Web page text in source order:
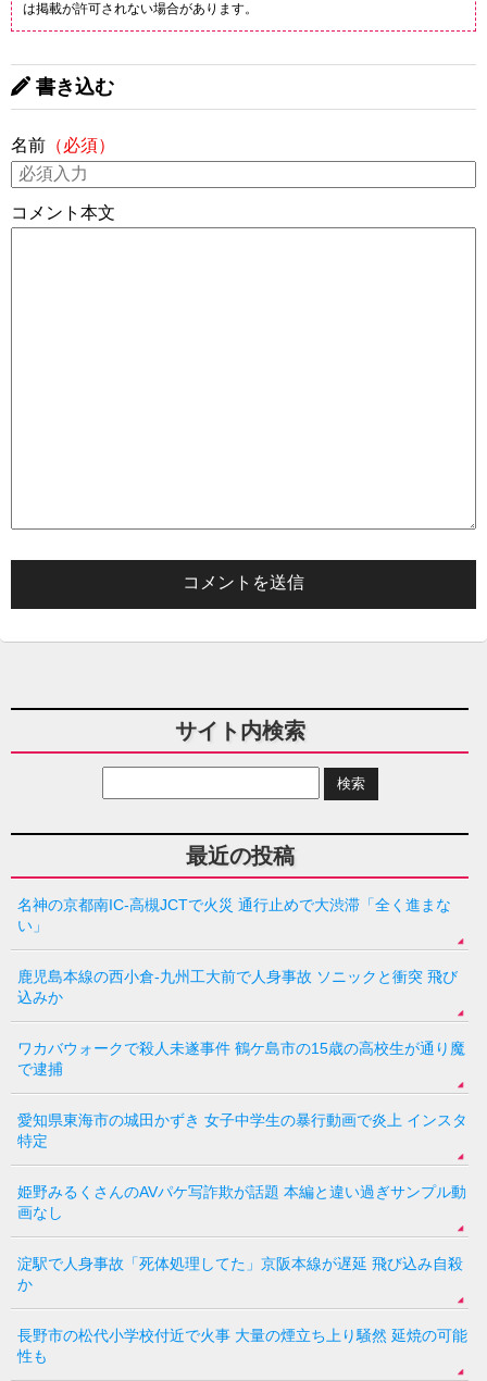
は掲載が許可されない場合があります。
書き込む
名前 （必須）
コメント本文
サイト内検索
最近の投稿
名神の京都南IC-高槻JCTで火災 通行止めで大渋滞「全く進まな
い」
鹿児島本線の西小倉-九州工大前で人身事故 ソニックと衝突 飛び
込みか
ワカバウォークで殺人未遂事件 鶴ケ島市の15歳の高校生が通り魔
で逮捕
愛知県東海市の城田かずき 女子中学生の暴行動画で炎上 インスタ
特定
姫野みるくさんのAVパケ写詐欺が話題 本編と違い過ぎサンプル動
画なし
淀駅で人身事故「死体処理してた」京阪本線が遅延 飛び込み自殺
か
長野市の松代小学校付近で火事 大量の煙立ち上り騒然 延焼の可能
性も